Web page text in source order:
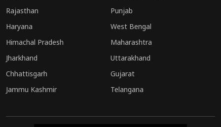
Rajasthan
Punjab
Haryana
West Bengal
Himachal Pradesh
Maharashtra
Jharkhand
Uttarakhand
Chhattisgarh
Gujarat
Jammu Kashmir
Telangana